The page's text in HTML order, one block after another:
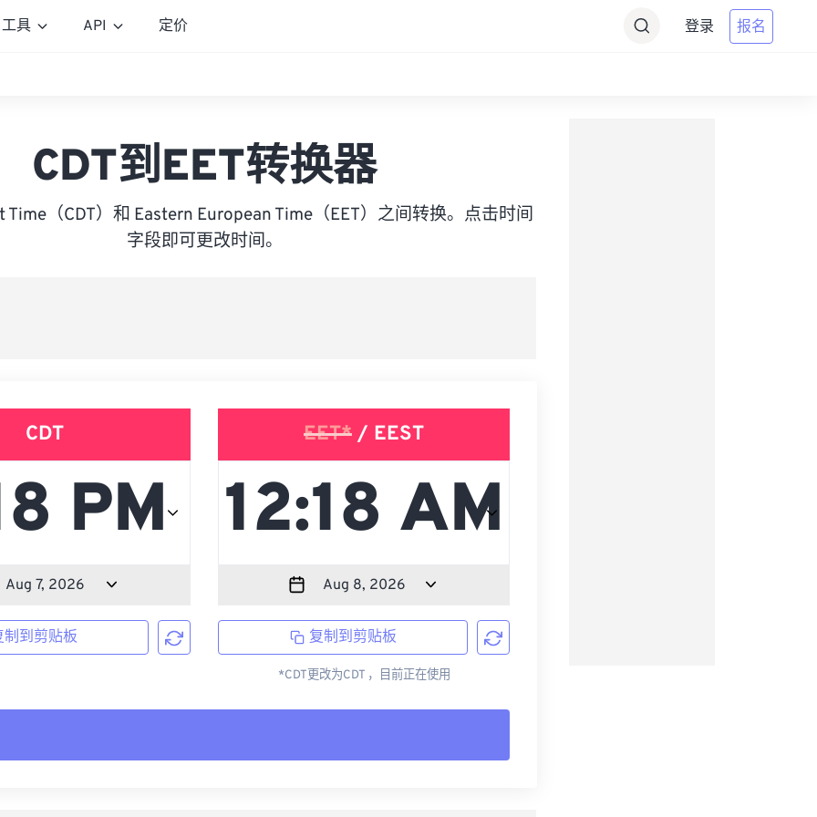
工具 API 定价 登录 报名
CDT到EET转换器
Time（CDT）和 Eastern European Time（EET）之间转换。点击时间
字段即可更改时间。
CDT
制到剪贴板
EET* / EEST
复制到剪贴板
*CDT更改为CDT ，目前正在使用